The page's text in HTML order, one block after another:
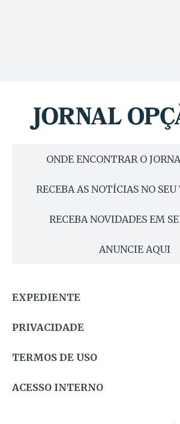
ONDE ENCONTRAR O
RECEBA AS NOTÍCIAS NO
RECEBA NOVIDADES EM
ANUNCIE AQUI
EXPEDIENTE
PRIVACIDADE
TERMOS DE USO
ACESSO INTERNO